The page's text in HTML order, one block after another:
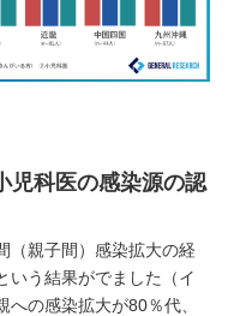
児科医の感染源の認
（親子間）感染拡大の経
いう結果がでました（イ
の感染拡大が80％代、